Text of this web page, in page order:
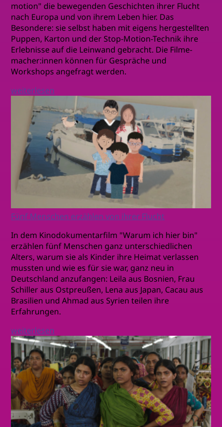
motion" die bewegenden Geschichten ihrer Flucht
nach Europa und von ihrem Leben hier. Das
Besondere: sie selbst haben mit eigens hergestellten
Puppen, Karton und der Stop-Motion-Technik ihre
Erlebnisse auf die Leinwand gebracht. Die Filme-
macher:innen können für Gespräche und
Workshops angefragt werden.
weiterlesen
Fünf Menschen erzählen von ihrer Flucht
In dem Kinodokumentarfilm "Warum ich hier bin"
erzählen fünf Menschen ganz unterschiedlichen
Alters, warum sie als Kinder ihre Heimat verlassen
mussten und wie es für sie war, ganz neu in
Deutschland anzufangen: Leila aus Bosnien, Frau
Schiller aus Ostpreußen, Lena aus Japan, Cacau aus
Brasilien und Ahmad aus Syrien teilen ihre
Erfahrungen.
weiterlesen